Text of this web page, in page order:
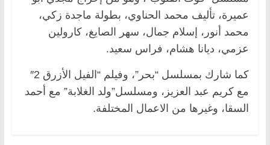
عميرة، ﺗﺄﻟﻴﻒ محمد الحناوي، بطولة ماجدة زكي،
محمد أنور، إسلام جمال، سهر الصايغ، كارولين
عزمي، ديانا هشام، فراس سعيد.
كما شارك بمسلسل “بحر”، وفيلم “الفيل الأزرق 2″
مع كريم عبد العزيز، ومسلسل”ولد الغلابة” مع أحمد
السقا، وغيرها من الاعمال المختلفة.